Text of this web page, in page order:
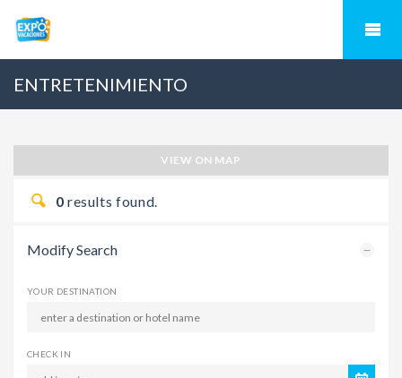
ENTRETENIMIENTO
VIEW ON MAP
0 results found.
Modify Search
YOUR DESTINATION
CHECK IN